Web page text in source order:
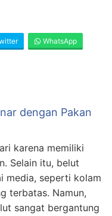
WhatsApp
dengan Pakan
karena memiliki
Selain itu, belut
media, seperti kolam
terbatas. Namun,
sangat bergantung